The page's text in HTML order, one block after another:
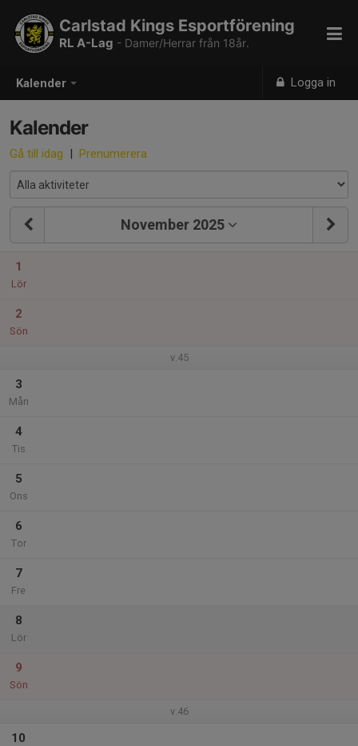
Kalender Logga in
Carlstad Kings Esportförening
RL A-Lag - Damer/Herrar från 18år.
Kalender
Gå till idag | Prenumerera
November 2025
1
Lör
2
Sön
v.45
3
Mån
4
Tis
5
Ons
6
Tor
7
Fre
8
Lör
9
Sön
v.46
10